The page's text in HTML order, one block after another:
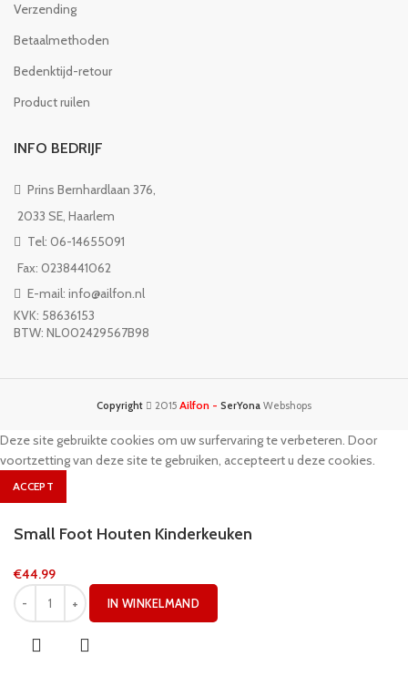
Verzending
Betaalmethoden
Bedenktijd-retour
Product ruilen
INFO BEDRIJF
Prins Bernhardlaan 376,
2033 SE, Haarlem
Tel: 06-14655091
Fax: 0238441062
E-mail: info@ailfon.nl
KVK: 58636153
BTW: NL002429567B98
Copyright 2015 Ailfon - SerYona Webshops
Deze site gebruikte cookies om uw surfervaring te verbeteren. Door
voortzetting van deze site te gebruiken, accepteert u deze cookies.
ACCEPT
Small Foot Houten Kinderkeuken
€44.99
IN WINKELMAND